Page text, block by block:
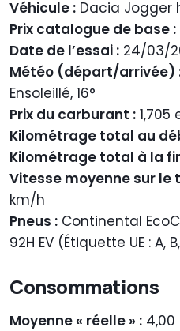
Véhicule : Dacia Jogger
Prix catalogue de base :
Date de l’essai : 24/03/
Météo (départ/arrivée)
Ensoleillé, 16°
Prix du carburant : 1,705
Kilométrage total au
Kilométrage total à la
Vitesse moyenne sur le
km/h
Pneus : Continental
92H EV (Étiquette UE : A,
Consommations
Moyenne « réelle » : 4,00